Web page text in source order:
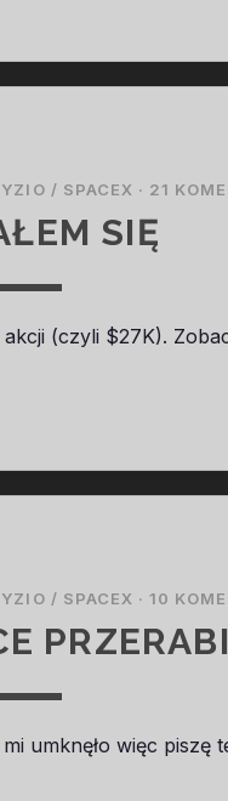
/ SPACEX · 21
SIĘ
akcji (czyli $27K).
/ SPACEX ·10
umknęło więc piszę